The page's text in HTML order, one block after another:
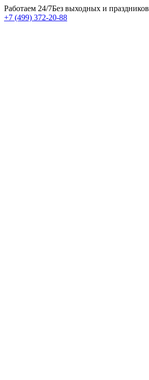
Работаем 24/7Без выходных и праздников
+7 (499) 372-20-88